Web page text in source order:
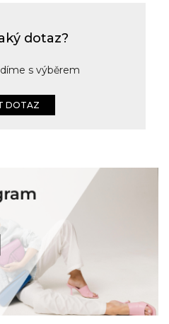
dotaz?
s výběrem
DOTAZ